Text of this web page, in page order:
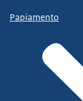
Papiamento